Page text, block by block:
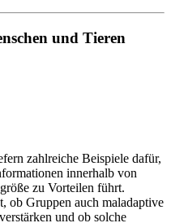
und Tieren
zahlreiche Beispiele dafür,
innerhalb von
zu Vorteilen führt.
ob Gruppen auch maladaptive
und ob solche